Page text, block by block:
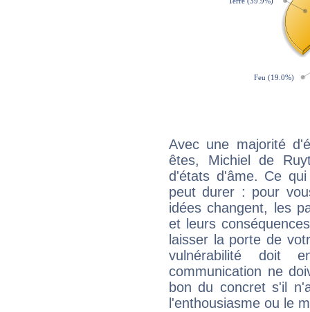
Avec une majorité
êtes, Michiel de
d'états d'âme. Ce
peut durer : pour
idées changent, les
et leurs
laisser la porte de
vulnérabilité doit
communication ne
bon du concret s'il
l'enthousiasme ou le